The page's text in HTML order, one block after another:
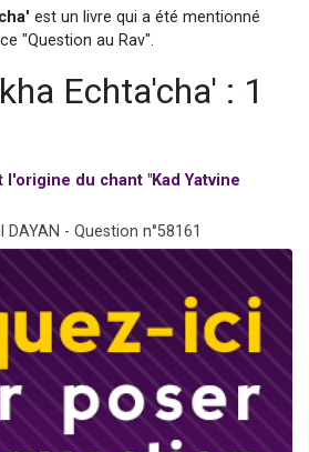
reste 49 places pour étudier en groupe sur Zoom
12 nouvelles musiques dans Torah-Box Music
3 personnes viennent de nous rejoindre sur WhatsApp
est un livre qui a été mentionné
"Question au Rav".
Echta'cha' : 1
l'origine du chant "Kad Yatvine
DAYAN - Question n°58161